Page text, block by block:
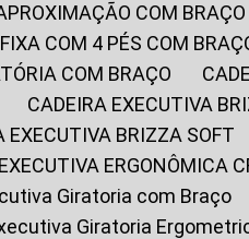
COM
FIXA COM 4 PÉS COM
COM BRAÇO
CADEIRA EXECUTIVA
EXECUTIVA BRIZZA SOFT
EXECUTIVA ERGONÔMICA
Giratoria com Braço
Giratoria